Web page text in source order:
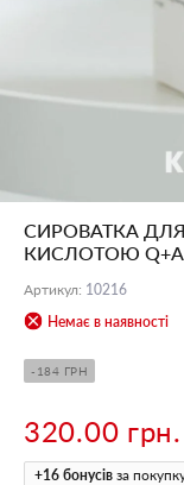
СИРОВАТКА
КИСЛОТОЮ Q+A
Артикул: 10216
Немає в наявності
-184 ГРН
320.00 грн.
+16 бонусів за